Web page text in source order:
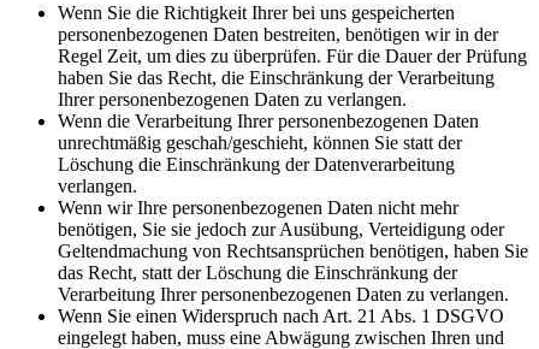
Wenn Sie die Richtigkeit Ihrer bei uns gespeicherten
personenbezogenen Daten bestreiten, benötigen wir in der
Regel Zeit, um dies zu überprüfen. Für die Dauer der Prüfung
haben Sie das Recht, die Einschränkung der Verarbeitung
Ihrer personenbezogenen Daten zu verlangen.
Wenn die Verarbeitung Ihrer personenbezogenen Daten
unrechtmäßig geschah/geschieht, können Sie statt der
Löschung die Einschränkung der Datenverarbeitung
verlangen.
Wenn wir Ihre personenbezogenen Daten nicht mehr
benötigen, Sie sie jedoch zur Ausübung, Verteidigung oder
Geltendmachung von Rechtsansprüchen benötigen, haben Sie
das Recht, statt der Löschung die Einschränkung der
Verarbeitung Ihrer personenbezogenen Daten zu verlangen.
Wenn Sie einen Widerspruch nach Art. 21 Abs. 1 DSGVO
eingelegt haben, muss eine Abwägung zwischen Ihren und